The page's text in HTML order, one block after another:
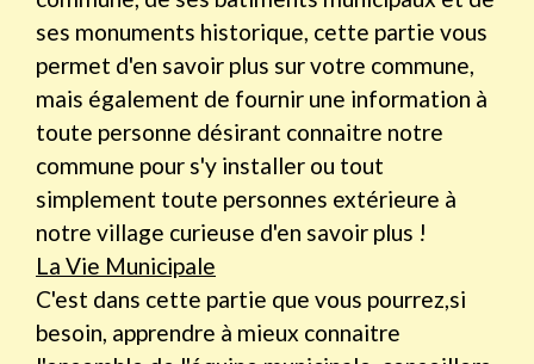
ses monuments historique, cette partie vous
permet d'en savoir plus sur votre commune,
mais également de fournir une information à
toute personne désirant connaitre notre
commune pour s'y installer ou tout
simplement toute personnes extérieure à
notre village curieuse d'en savoir plus !
La Vie Municipale
C'est dans cette partie que vous pourrez,si
besoin, apprendre à mieux connaitre